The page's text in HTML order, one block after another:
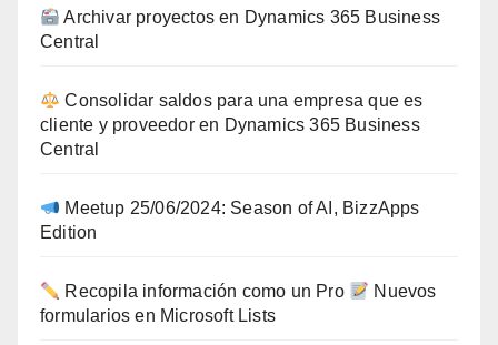
Archivar proyectos en Dynamics 365 Business
Central
Consolidar saldos para una empresa que es
cliente y proveedor en Dynamics 365 Business
Central
Meetup 25/06/2024: Season of AI, BizzApps
Edition
Recopila información como un Pro
Nuevos
formularios en Microsoft Lists